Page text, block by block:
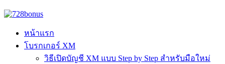
หน้าแรก
โบรกเกอร์ XM
วิธีเปิดบัญชี XM แบบ Step by Step สำหรับมือใหม่